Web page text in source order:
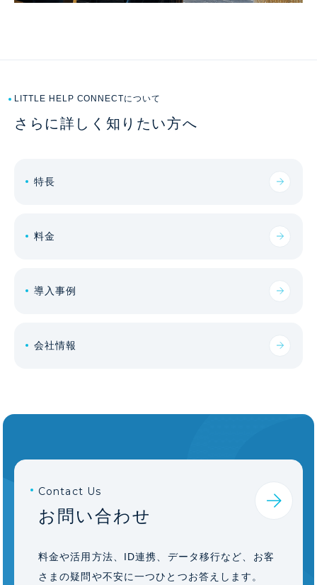
LITTLE HELP CONNECTについて
さらに詳しく知りたい方へ
特長
料金
導入事例
会社情報
Contact Us
お問い合わせ
料金や活用方法、ID連携、データ移行など、お客
さまの疑問や不安に一つひとつお答えします。